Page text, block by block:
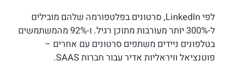
לפי LinkedIn, סרטונים בפלטפורמה שלהם מובילים
ל-300% יותר מעורבות מתוכן רגיל. ו-92% מהמשתמשים
בטלפונים ניידים משתפים סרטונים עם אחרים –
פוטנציאל וויראליות אדיר עבור חברות SAAS.